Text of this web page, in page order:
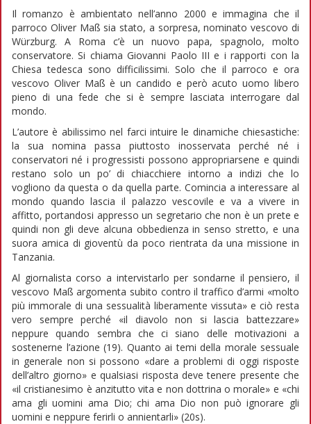
Il romanzo è ambientato nell’anno 2000 e immagina che il
parroco Oliver Maß sia stato, a sorpresa, nominato vescovo di
Würzburg. A Roma c’è un nuovo papa, spagnolo, molto
conservatore. Si chiama Giovanni Paolo III e i rapporti con la
Chiesa tedesca sono difficilissimi. Solo che il parroco e ora
vescovo Oliver Maß è un candido e però acuto uomo libero
pieno di una fede che si è sempre lasciata interrogare dal
mondo.
L’autore è abilissimo nel farci intuire le dinamiche chiesastiche:
la sua nomina passa piuttosto inosservata perché né i
conservatori né i progressisti possono appropriarsene e quindi
restano solo un po’ di chiacchiere intorno a indizi che lo
vogliono da questa o da quella parte. Comincia a interessare al
mondo quando lascia il palazzo vescovile e va a vivere in
affitto, portandosi appresso un segretario che non è un prete e
quindi non gli deve alcuna obbedienza in senso stretto, e una
suora amica di gioventù da poco rientrata da una missione in
Tanzania.
Al giornalista corso a intervistarlo per sondarne il pensiero, il
vescovo Maß argomenta subito contro il traffico d’armi «molto
più immorale di una sessualità liberamente vissuta» e ciò resta
vero sempre perché «il diavolo non si lascia battezzare»
neppure quando sembra che ci siano delle motivazioni a
sostenerne l’azione (19). Quanto ai temi della morale sessuale
in generale non si possono «dare a problemi di oggi risposte
dell’altro giorno» e qualsiasi risposta deve tenere presente che
«il cristianesimo è anzitutto vita e non dottrina o morale» e «chi
ama gli uomini ama Dio; chi ama Dio non può ignorare gli
uomini e neppure ferirli o annientarli» (20s).